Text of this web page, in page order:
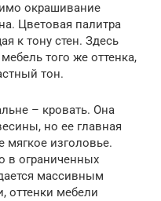
окрашивание
Цветовая палитра
к тону стен. Здесь
того же оттенка,
тон.
– кровать. Она
но ее главная
мягкое изголовье.
в ограниченных
массивным
оттенки мебели